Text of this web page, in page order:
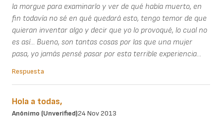
la morgue para examinarlo y ver de qué había muerto, en
fin todavía no sé en qué quedará esto, tengo temor de que
quieran inventar algo y decir que yo lo provoqué, lo cual no
es así... Bueno, son tantas cosas por las que una mujer
pasa, yo jamás pensé pasar por esta terrible experiencia...
Respuesta
Hola a todas,
Anónimo (unverified)24 Nov 2013